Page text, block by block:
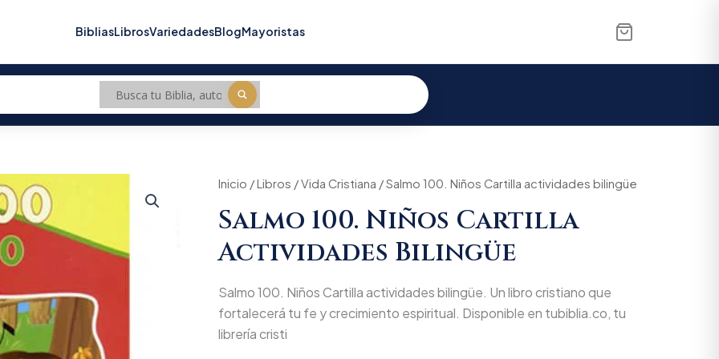
BibliasLibrosVariedadesBlogMayoristas
Inicio /Libros /Vida Cristiana / Salmo 100. Niños Cartilla actividades bilingüe
Salmo 100. Niños Cartilla
Actividades Bilingüe
Salmo 100. Niños Cartilla actividades bilingüe. Un libro cristiano que
fortalecerá tu fe y crecimiento espiritual. Disponible en tubiblia.co, tu
librería cristi
Original
price
was:
$11.900.
Current
price
is:
$11.305.
Salmo
Niños
Cartilla
actividades
bilingüe